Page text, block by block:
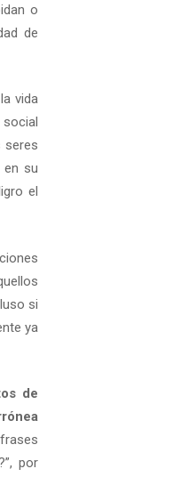
o
de
vida
social
seres
en su
el
si
ya
de
por